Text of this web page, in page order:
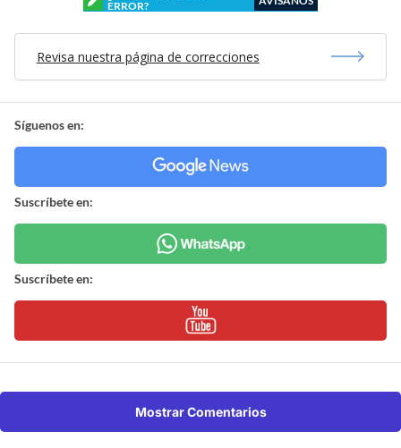
ERROR?
Revisa nuestra página de correcciones
Síguenos en:
Suscríbete en:
Suscríbete en:
Mostrar Comentarios